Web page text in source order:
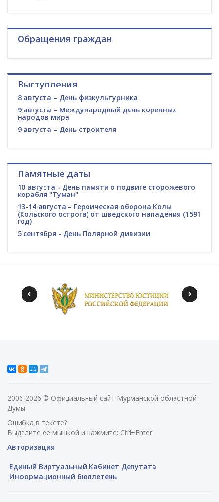
Обращения граждан
Выступления
8 августа – День физкультурника
9 августа – Международный день коренных
народов мира
9 августа – День строителя
Памятные даты
10 августа - День памяти о подвиге сторожевого
корабля "Туман"
13-14 августа – Героическая оборона Колы
(Кольского острога) от шведского нападения (1591
год)
5 сентября - День Полярной дивизии
2006-2026 © Официальный сайт Мурманской областной
Думы
Ошибка в тексте?
Выделите ее мышкой и нажмите: Ctrl+Enter
Авторизация
Единый Виртуальный Кабинет Депутата
Информационный бюллетень